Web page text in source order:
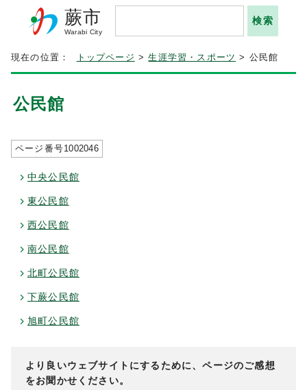
蕨市
Warabi City
現在の位置： トップページ >生涯学習・スポーツ > 公民館
公民館
ページ番号1002046
中央公民館
東公民館
西公民館
南公民館
北町公民館
下蕨公民館
旭町公民館
より良いウェブサイトにするために、ページのご感想
をお聞かせください。